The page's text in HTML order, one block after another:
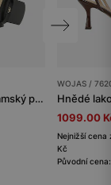
Černý kožený dámský pásek se zlatou přezkou
WOJAS /
1099.00
Nejnižší cena
Kč
Původní